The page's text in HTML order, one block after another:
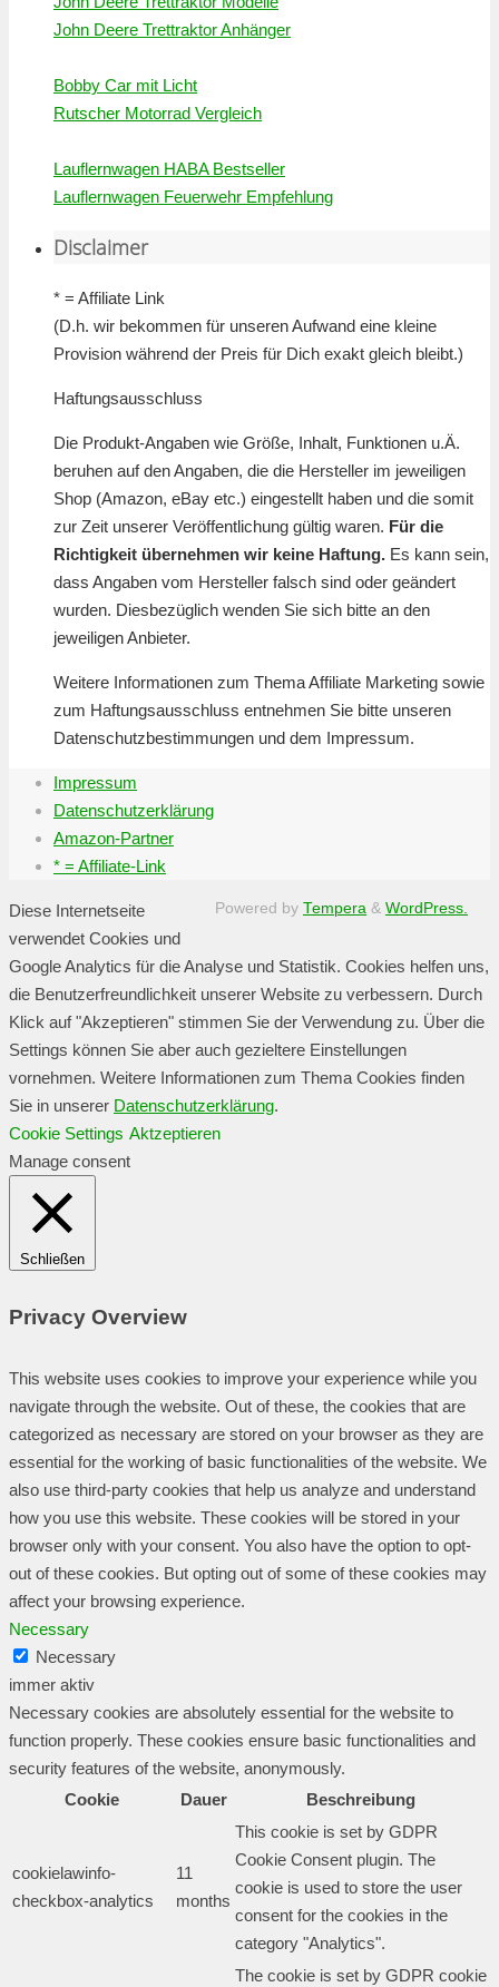
John Deere Trettraktor Anhänger
Bobby Car mit Licht
Rutscher Motorrad Vergleich
Lauflernwagen HABA Bestseller
Lauflernwagen Feuerwehr Empfehlung
Disclaimer
* = Affiliate Link
(D.h. wir bekommen für unseren Aufwand eine kleine
Provision während der Preis für Dich exakt gleich bleibt.)
Haftungsausschluss
Die Produkt-Angaben wie Größe, Inhalt, Funktionen u.Ä.
beruhen auf den Angaben, die die Hersteller im jeweiligen
Shop (Amazon, eBay etc.) eingestellt haben und die somit
zur Zeit unserer Veröffentlichung gültig waren. Für die
Richtigkeit übernehmen wir keine Haftung. Es kann sein,
dass Angaben vom Hersteller falsch sind oder geändert
wurden. Diesbezüglich wenden Sie sich bitte an den
jeweiligen Anbieter.
Weitere Informationen zum Thema Affiliate Marketing sowie
zum Haftungsausschluss entnehmen Sie bitte unseren
Datenschutzbestimmungen und dem Impressum.
Impressum
Datenschutzerklärung
Amazon-Partner
* = Affiliate-Link
Powered by Tempera & WordPress.
Diese Internetseite
verwendet Cookies und
Google Analytics für die Analyse und Statistik. Cookies helfen uns,
die Benutzerfreundlichkeit unserer Website zu verbessern. Durch
Klick auf "Akzeptieren" stimmen Sie der Verwendung zu. Über die
Settings können Sie aber auch gezieltere Einstellungen
vornehmen. Weitere Informationen zum Thema Cookies finden
Sie in unserer Datenschutzerklärung.
Cookie Settings Aktzeptieren
Manage consent
Schließen
Privacy Overview
This website uses cookies to improve your experience while you
navigate through the website. Out of these, the cookies that are
categorized as necessary are stored on your browser as they are
essential for the working of basic functionalities of the website. We
also use third-party cookies that help us analyze and understand
how you use this website. These cookies will be stored in your
browser only with your consent. You also have the option to opt-
out of these cookies. But opting out of some of these cookies may
affect your browsing experience.
Necessary
Necessary
immer aktiv
Necessary cookies are absolutely essential for the website to
function properly. These cookies ensure basic functionalities and
security features of the website, anonymously.
Cookie
Dauer Beschreibung
cookielawinfo-
checkbox-analytics
11
months
This cookie is set by GDPR
Cookie Consent plugin. The
cookie is used to store the user
consent for the cookies in the
category "Analytics".
The cookie is set by GDPR cookie